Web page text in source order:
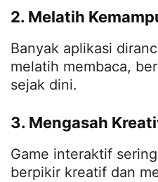
2. Melatih
Banyak aplikasi
melatih membaca,
sejak dini.
3. Mengasah
Game interaktif
berpikir kreatif dan